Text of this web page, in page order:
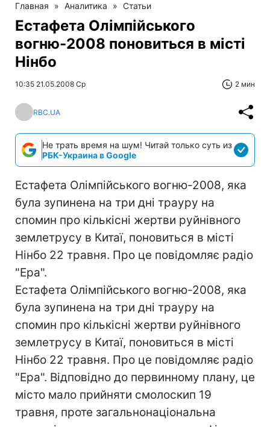
Главная » Аналитика » Статьи
Естафета Олімпійського
вогню-2008 поновиться в місті
Нінбо
10:35 21.05.2008 Ср 2 мин
RBC.UA
Не трать время на шум! Читай только суть из
РБК-Украина в Google
Естафета Олімпійського вогню-2008, яка
була зупинена на три дні трауру на
спомин про кількісні жертви руйнівного
землетрусу в Китаї, поновиться в місті
Нінбо 22 травня. Про це повідомляє радіо
"Ера".
Естафета Олімпійського вогню-2008, яка
була зупинена на три дні трауру на
спомин про кількісні жертви руйнівного
землетрусу в Китаї, поновиться в місті
Нінбо 22 травня. Про це повідомляє радіо
"Ера". Відповідно до первинному плану, це
місто мало прийняти смолоскип 19
травня, проте загальнонаціональна